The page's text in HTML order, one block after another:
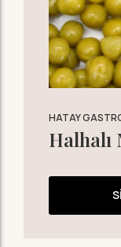
HATAY
Halhalı